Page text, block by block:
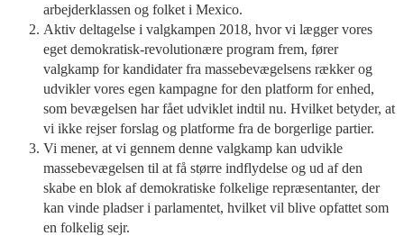
arbejderklassen og folket i Mexico.
Aktiv deltagelse i valgkampen 2018, hvor vi lægger vores
eget demokratisk-revolutionære program frem, fører
valgkamp for kandidater fra massebevægelsens rækker og
udvikler vores egen kampagne for den platform for enhed,
som bevægelsen har fået udviklet indtil nu. Hvilket betyder, at
vi ikke rejser forslag og platforme fra de borgerlige partier.
Vi mener, at vi gennem denne valgkamp kan udvikle
massebevægelsen til at få større indflydelse og ud af den
skabe en blok af demokratiske folkelige repræsentanter, der
kan vinde pladser i parlamentet, hvilket vil blive opfattet som
en folkelig sejr.